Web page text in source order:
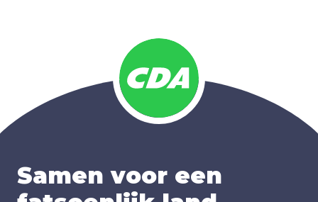
Samen voor een